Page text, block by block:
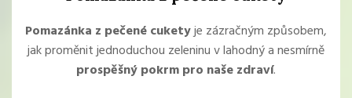
Pomazánka z pečené cuketyje zázračným způsobem,
jak proměnit jednoduchou zeleninu v lahodný a nesmírně
prospěšný pokrm pro naše zdraví.